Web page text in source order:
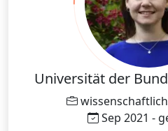
Universität der
Sep 2021 -